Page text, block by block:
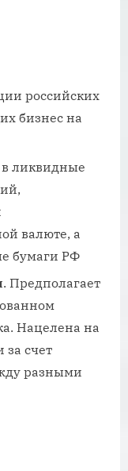
российских
бизнес на
ликвидные
валюте, а
бумаги РФ
. Предполагает
Нацелена на
за счет
разными